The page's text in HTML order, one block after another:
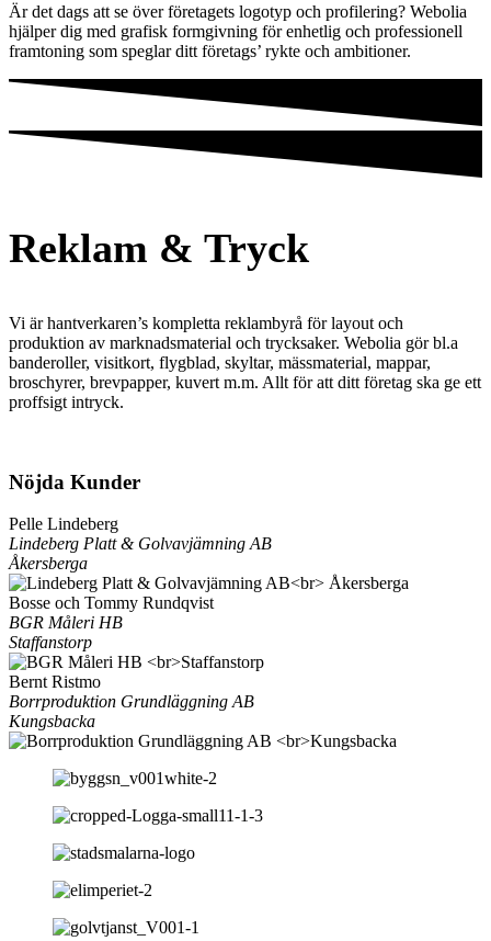
Är det dags att se över företagets logotyp och profilering? Webolia
hjälper dig med grafisk formgivning för enhetlig och professionell
framtoning som speglar ditt företags’ rykte och ambitioner.
Reklam & Tryck
Vi är hantverkaren’s kompletta reklambyrå för layout och
produktion av marknadsmaterial och trycksaker. Webolia gör bl.a
banderoller, visitkort, flygblad, skyltar, mässmaterial, mappar,
broschyrer, brevpapper, kuvert m.m. Allt för att ditt företag ska ge ett
proffsigt intryck.
Nöjda Kunder
Pelle Lindeberg
Lindeberg Platt & Golvavjämning AB
Åkersberga
Bosse och Tommy Rundqvist
BGR Måleri HB
Staffanstorp
Bernt Ristmo
Borrproduktion Grundläggning AB
Kungsbacka